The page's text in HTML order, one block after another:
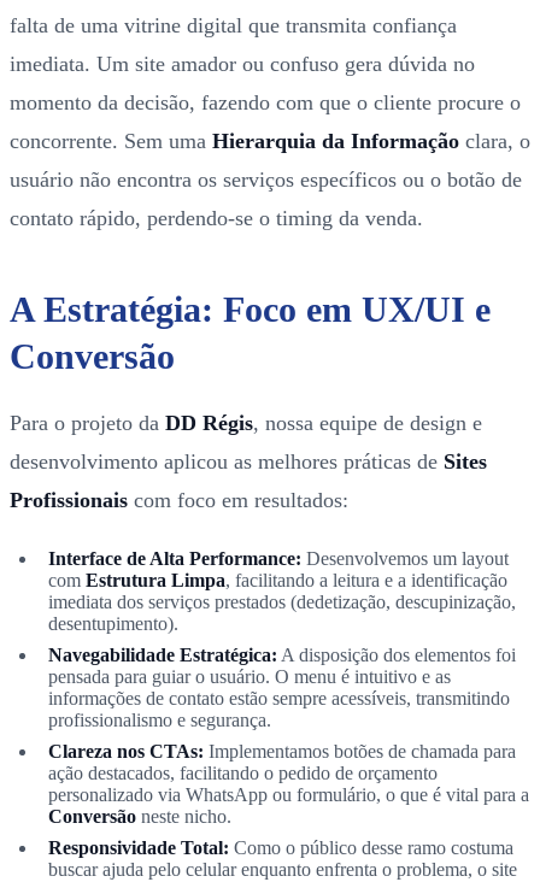
falta de uma vitrine digital que transmita confiança
imediata. Um site amador ou confuso gera dúvida no
momento da decisão, fazendo com que o cliente procure o
concorrente. Sem uma Hierarquia da Informação clara, o
usuário não encontra os serviços específicos ou o botão de
contato rápido, perdendo-se o timing da venda.
A Estratégia: Foco em UX/UI e
Conversão
Para o projeto da DD Régis, nossa equipe de design e
desenvolvimento aplicou as melhores práticas de Sites
Profissionais com foco em resultados:
Interface de Alta Performance: Desenvolvemos um layout
com Estrutura Limpa, facilitando a leitura e a identificação
imediata dos serviços prestados (dedetização, descupinização,
desentupimento).
Navegabilidade Estratégica: A disposição dos elementos foi
pensada para guiar o usuário. O menu é intuitivo e as
informações de contato estão sempre acessíveis, transmitindo
profissionalismo e segurança.
Clareza nos CTAs: Implementamos botões de chamada para
ação destacados, facilitando o pedido de orçamento
personalizado via WhatsApp ou formulário, o que é vital para a
Conversão neste nicho.
Responsividade Total: Como o público desse ramo costuma
buscar ajuda pelo celular enquanto enfrenta o problema, o site